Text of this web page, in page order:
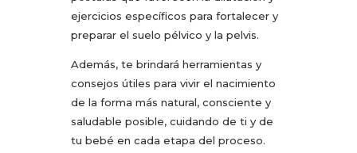
ejercicios específicos para fortalecer y
preparar el suelo pélvico y la pelvis.
Además, te brindará herramientas y
consejos útiles para vivir el nacimiento
de la forma más natural, consciente y
saludable posible, cuidando de ti y de
tu bebé en cada etapa del proceso.